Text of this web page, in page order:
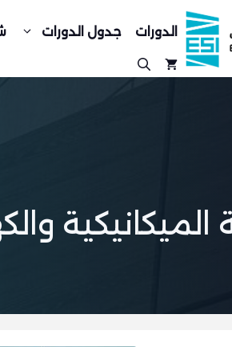
الدورات جدول الدورات